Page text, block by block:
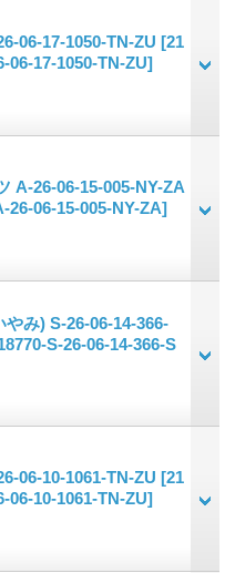
06-17-1050-TN-ZU [21
06-17-1050-TN-ZU]
A-26-06-15-005-NY-ZA
26-06-15-005-NY-ZA]
み) S-26-06-14-366-
S-26-06-14-366-S
06-10-1061-TN-ZU [21
06-10-1061-TN-ZU]